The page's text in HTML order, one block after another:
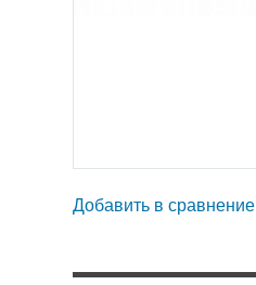
Добавить в сравнение